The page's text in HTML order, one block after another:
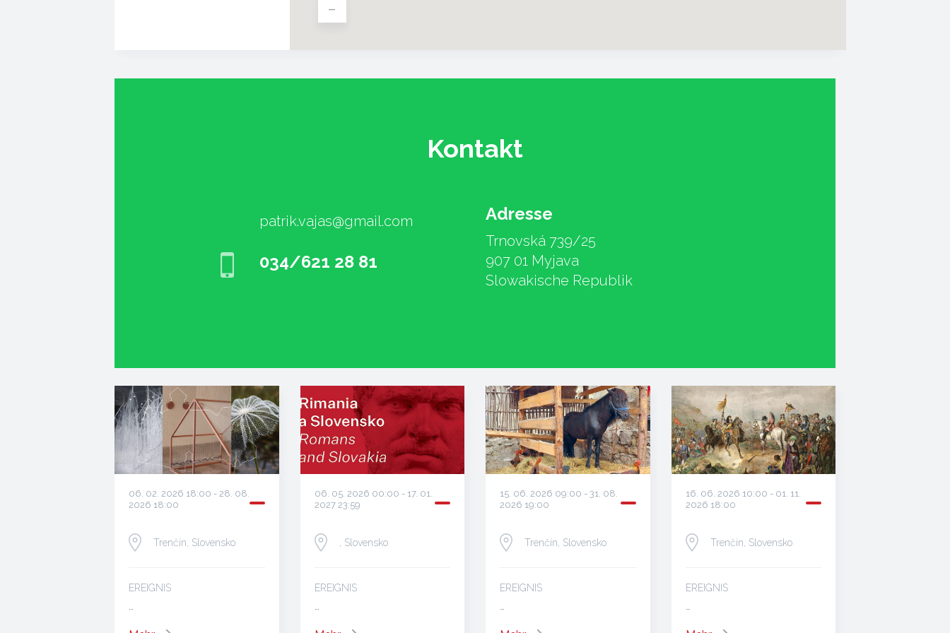
-
Kontakt
patrik.vajas@gmail.com
034/621 28 81
Adresse
Trnovská 739/25
907 01 Myjava
Slowakische Republik
06. 02. 2026 18:00 - 28. 08.
2026 18:00
Trenčín, Slovensko
EREIGNIS
…
06. 05. 2026 00:00 - 17. 01.
2027 23:59
, Slovensko
EREIGNIS
…
15. 06. 2026 09:00 - 31. 08.
2026 19:00
Trenčín, Slovensko
EREIGNIS
16. 06. 2026 10:00 - 01. 11.
2026 18:00
Trenčín, Slovensko
EREIGNIS